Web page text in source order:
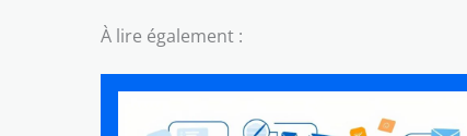
À lire également :